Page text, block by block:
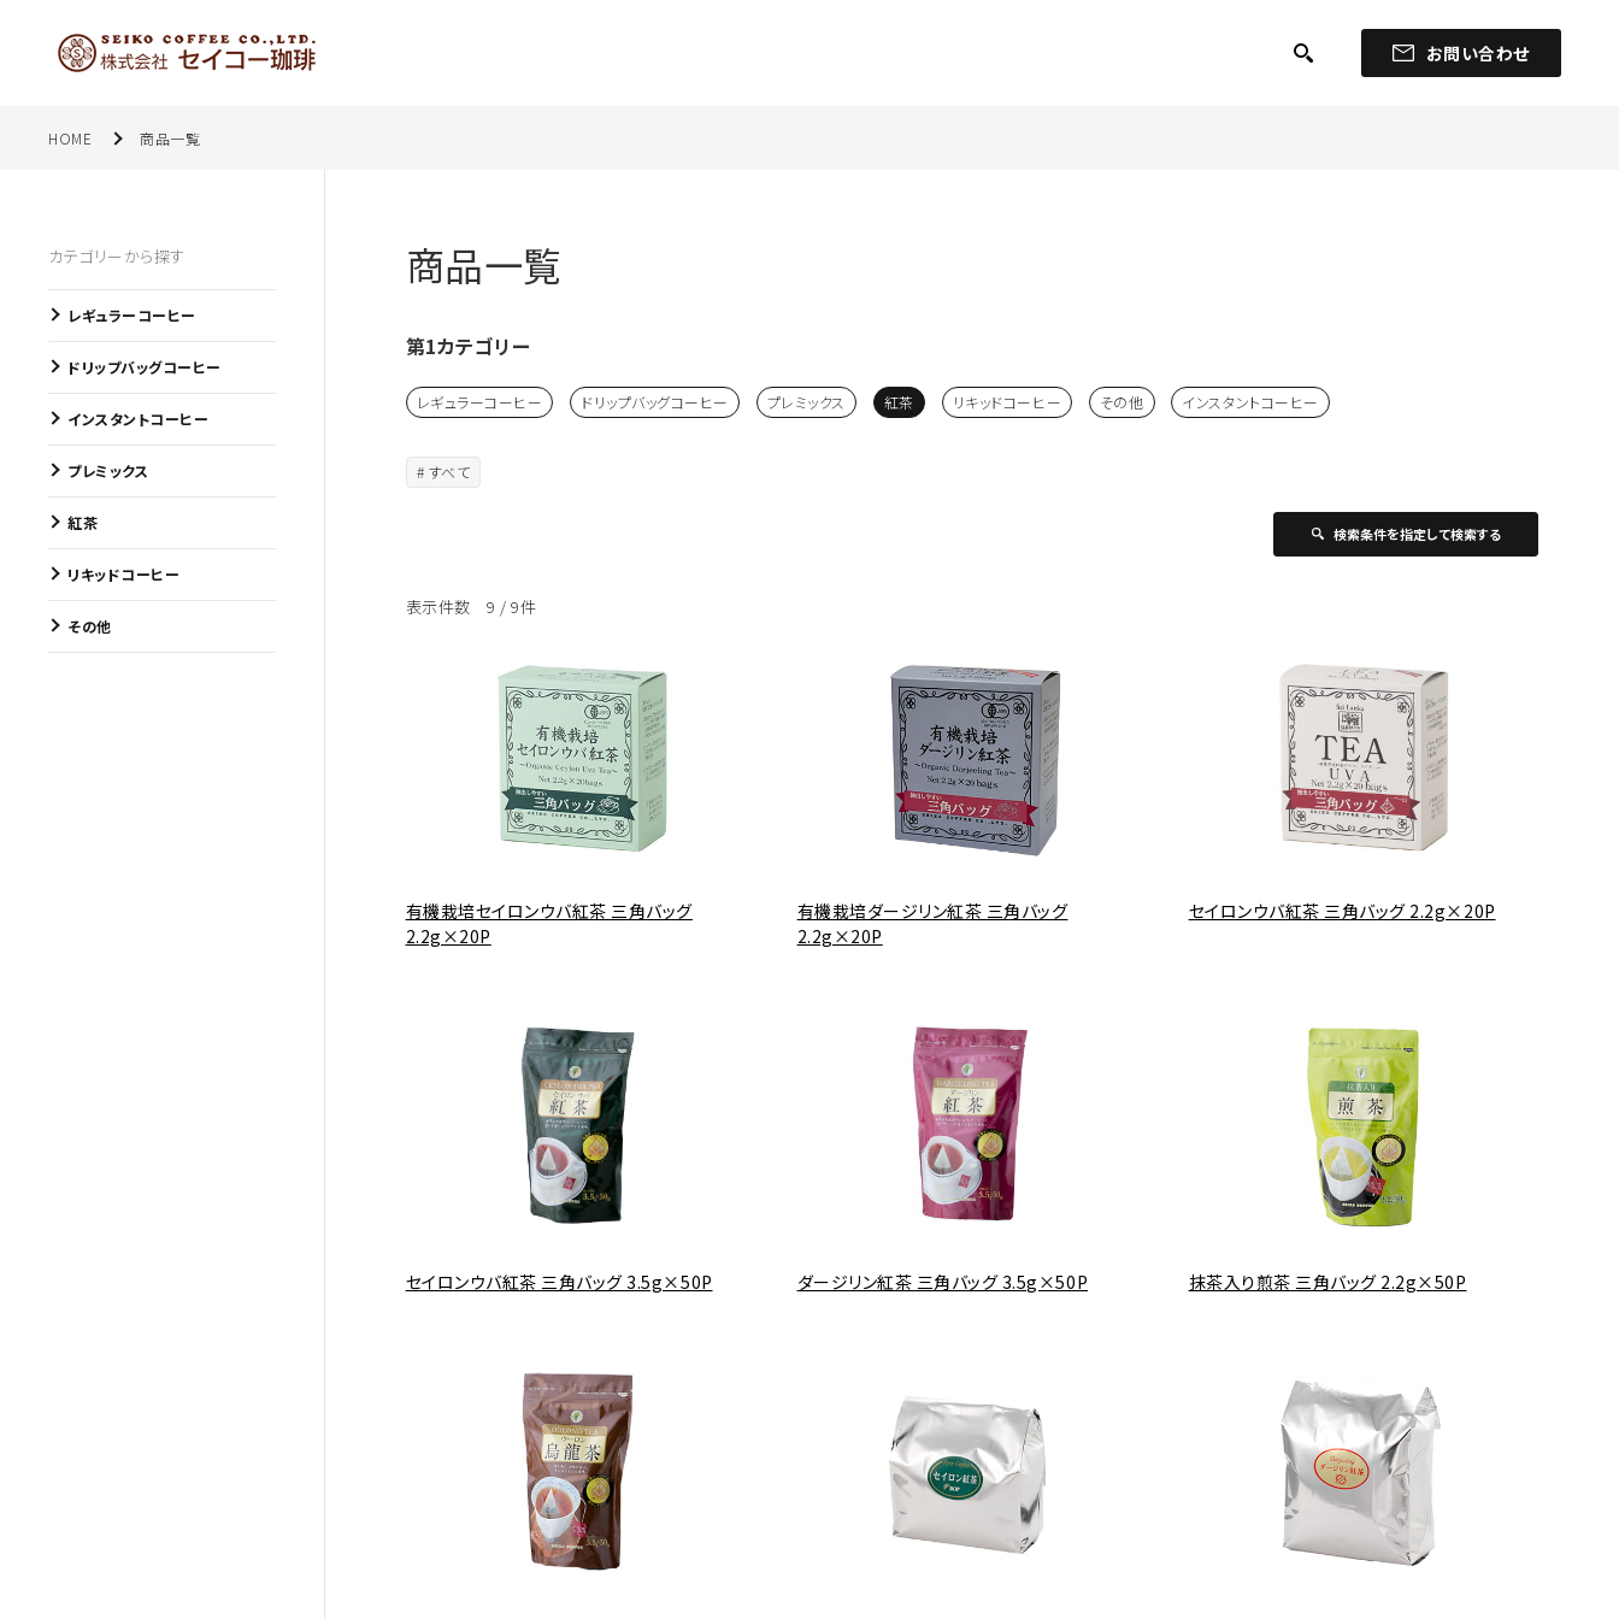
お問い合わせ
カテゴリーから探す
レギュラーコーヒー
ドリップバッグコーヒー
インスタントコーヒー
プレミックス
紅茶
リキッドコーヒー
その他
HOME 商品一覧
商品一覧
第1カテゴリー
レギュラーコーヒー ドリップバッグコーヒー プレミックス 紅茶 リキッドコーヒー その他 インスタントコーヒー
# すべて
検索条件を指定して検索する
表示件数 9 / 9件
有機栽培セイロンウバ紅茶 三角バッグ
2.2g×20P
有機栽培ダージリン紅茶 三角バッグ
2.2g×20P
セイロンウバ紅茶 三角バッグ 2.2g×20P
セイロンウバ紅茶 三角バッグ 3.5g×50P ダージリン紅茶 三角バッグ 3.5g×50P 抹茶入り煎茶 三角バッグ 2.2g×50P